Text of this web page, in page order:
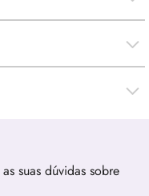
suas dúvidas sobre